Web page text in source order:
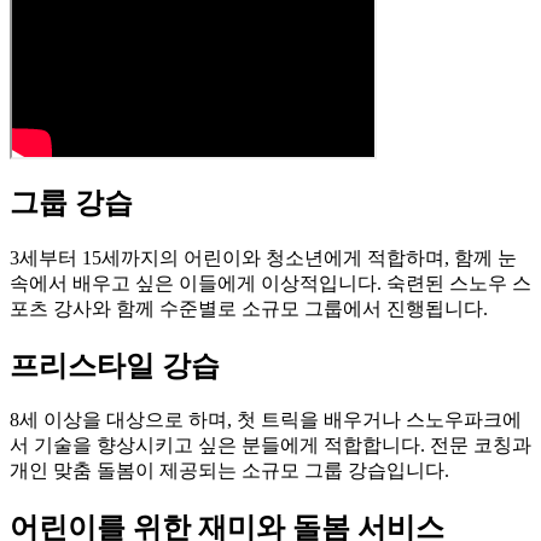
그룹 강습
3세부터 15세까지의 어린이와 청소년에게 적합하며, 함께 눈
속에서 배우고 싶은 이들에게 이상적입니다. 숙련된 스노우 스
포츠 강사와 함께 수준별로 소규모 그룹에서 진행됩니다.
프리스타일 강습
8세 이상을 대상으로 하며, 첫 트릭을 배우거나 스노우파크에
서 기술을 향상시키고 싶은 분들에게 적합합니다. 전문 코칭과
개인 맞춤 돌봄이 제공되는 소규모 그룹 강습입니다.
어린이를 위한 재미와 돌봄 서비스